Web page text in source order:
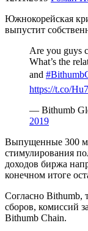
Южнокорейская
выпустит
Are you guys
What’s the
and
https://t.co/
— Bithumb
2019
Выпущенные 300
стимулирования
доходов биржа
конечном итоге
Согласно Bithumb,
сборов, комиссий
Bithumb Chain.